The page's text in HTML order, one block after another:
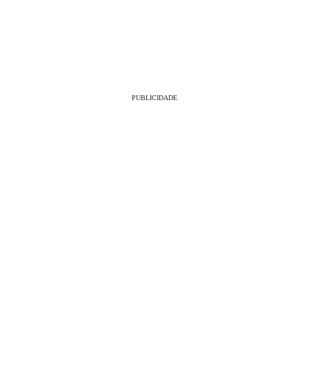
PUBLICIDADE